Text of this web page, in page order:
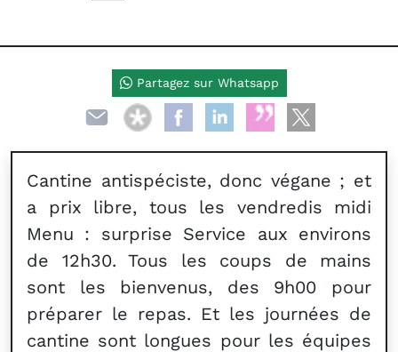
Cantine antispéciste, donc végane ; et
a prix libre, tous les vendredis midi
Menu : surprise Service aux environs
de 12h30. Tous les coups de mains
sont les bienvenus, des 9h00 pour
préparer le repas. Et les journées de
cantine sont longues pour les équipes
Partagez sur Whatsapp